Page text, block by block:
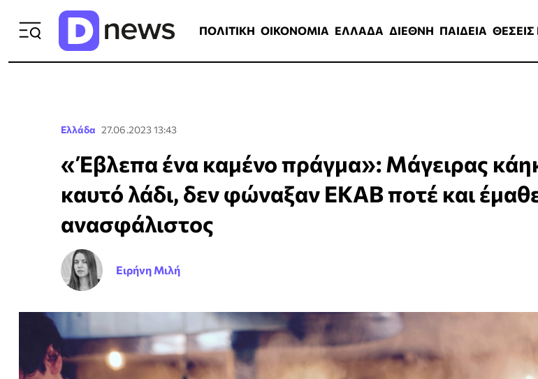
ΠΟΛΙΤΙΚΗ ΟΙΚΟΝΟΜΙΑ ΕΛΛΑΔΑ ΔΙΕΘΝΗ ΠΑΙΔΕΙΑ ΘΕΣΕΙΣ
Ελλάδα 27.06.2023 13:43
«Έβλεπα ένα καμένο πράγμα»: Μάγειρας
καυτό λάδι, δεν φώναξαν ΕΚΑΒ ποτέ και
ανασφάλιστος
Ειρήνη Μιλή